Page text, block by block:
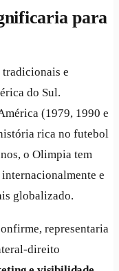
para
e
do Sul.
(1979, 1990 e
rica no futebol
o Olimpia tem
e
globalizado.
representaria
direito